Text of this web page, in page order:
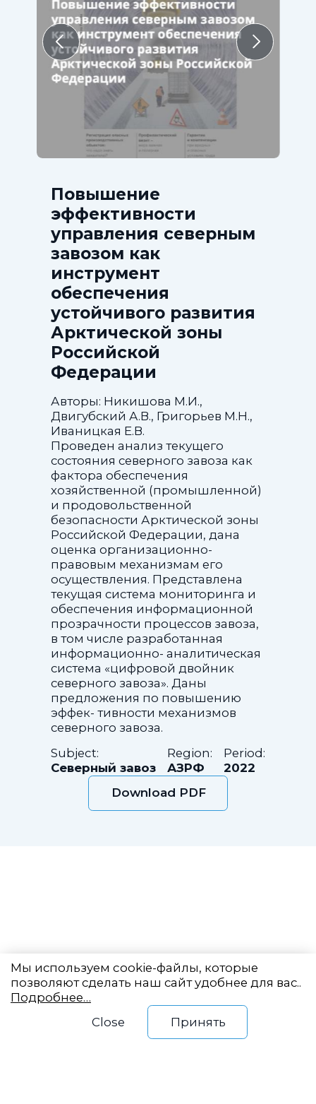
Повышение
эффективности
управления северным
завозом как
инструмент
обеспечения
устойчивого развития
Арктической зоны
Российской
Федерации
Авторы: Никишова М.И.,
Двигубский А.В., Григорьев М.Н.,
Иваницкая Е.В.
Проведен анализ текущего
состояния северного завоза как
фактора обеспечения
хозяйственной (промышленной)
и продовольственной
безопасности Арктической зоны
Российской Федерации, дана
оценка организационно-
правовым механизмам его
осуществления. Представлена
текущая система мониторинга и
обеспечения информационной
прозрачности процессов завоза,
в том числе разработанная
информационно- аналитическая
система «цифровой двойник
северного завоза». Даны
предложения по повышению
эффек- тивности механизмов
северного завоза.
Download PDF
Subject:
Северный завоз
Region:
АЗРФ
Period:
2022
Planning Center
Мы используем cookie-файлы, которые
позволяют сделать наш сайт удобнее для вас..
Подробнее…
Close
Принять